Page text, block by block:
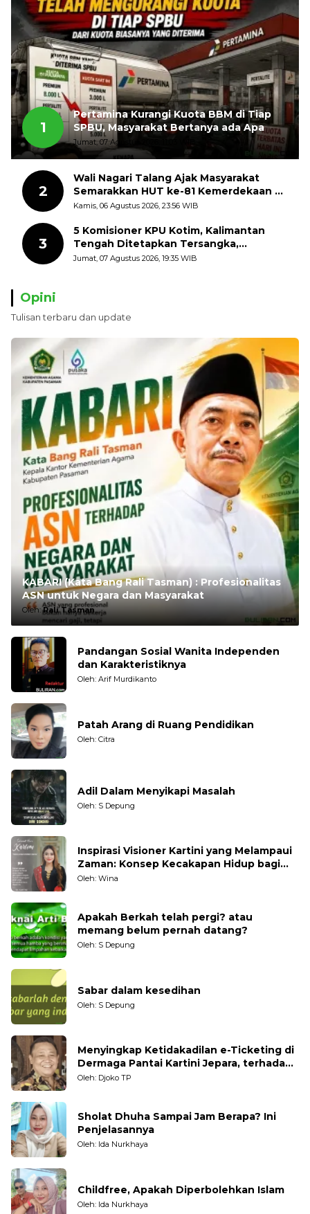
1
Pertamina Kurangi Kuota BBM di Tiap
SPBU, Masyarakat Bertanya ada Apa
Jumat, 07 Agustus 2026, 11:03 WIB
2
Wali Nagari Talang Ajak Masyarakat
Semarakkan HUT ke-81 Kemerdekaan RI
dengan Mengibarkan Bendera Merah
Kamis, 06 Agustus 2026, 23:56 WIB
3
5 Komisioner KPU Kotim, Kalimantan
Tengah Ditetapkan Tersangka,
Kerugian Negara ditaksir 10 Milyard
Jumat, 07 Agustus 2026, 19:35 WIB
Opini
Tulisan terbaru dan update
KABARI (Kata Bang Rali Tasman) : Profesionalitas
ASN untuk Negara dan Masyarakat
Oleh:Rali Tasman
Pandangan Sosial Wanita Independen
dan Karakteristiknya
Oleh: Arif Murdikanto
Patah Arang di Ruang Pendidikan
Oleh: Citra
Adil Dalam Menyikapi Masalah
Oleh: S Depung
Inspirasi Visioner Kartini yang Melampaui
Zaman: Konsep Kecakapan Hidup bagi
Generasi Muda
Oleh: Wina
Apakah Berkah telah pergi? atau
memang belum pernah datang?
Oleh: S Depung
Sabar dalam kesedihan
Oleh: S Depung
Menyingkap Ketidakadilan e-Ticketing di
Dermaga Pantai Kartini Jepara, terhadap
Nelayan Tradisional
Oleh: Djoko TP
Sholat Dhuha Sampai Jam Berapa? Ini
Penjelasannya
Oleh: Ida Nurkhaya
Childfree, Apakah Diperbolehkan Islam
Oleh: Ida Nurkhaya